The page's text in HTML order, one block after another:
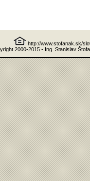
http://www.stofanak.sk/
2000-2015 - Ing. Stanislav